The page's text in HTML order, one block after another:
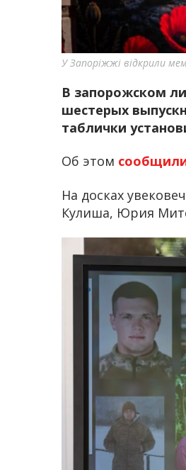
У Запоріжжі відкрили
В запорожском
шестерых
таблички
Об этом
На досках
Кулиша, Юрия